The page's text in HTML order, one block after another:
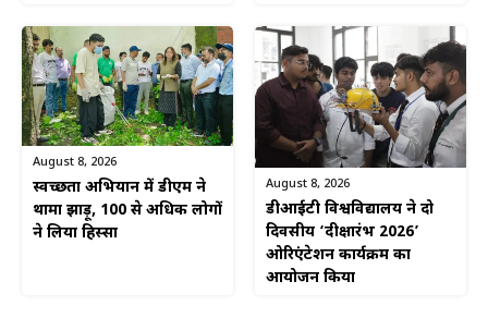
August 8, 2026
स्वच्छता अभियान में डीएम ने
थामा झाड़ू, 100 से अधिक लोगों
ने लिया हिस्सा
August 8, 2026
डीआईटी विश्वविद्यालय ने दो
दिवसीय ‘दीक्षारंभ 2026’
ओरिएंटेशन कार्यक्रम का
आयोजन किया